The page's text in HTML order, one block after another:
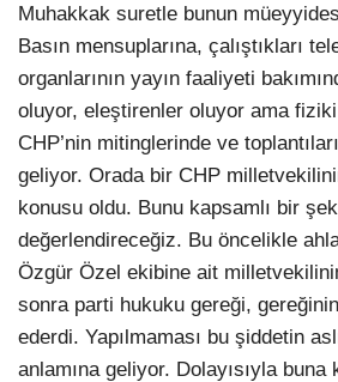
Muhakkak suretle bunun
Basın mensuplarına, çalıştıkları
organlarının yayın faaliyeti
oluyor, eleştirenler oluyor ama fiziki
CHP’nin mitinglerinde ve
geliyor. Orada bir CHP
konusu oldu. Bunu kapsamlı bir
değerlendireceğiz. Bu öncelikle
Özgür Özel ekibine ait
sonra parti hukuku gereği,
ederdi. Yapılmaması bu şiddetin
anlamına geliyor. Dolayısıyla buna